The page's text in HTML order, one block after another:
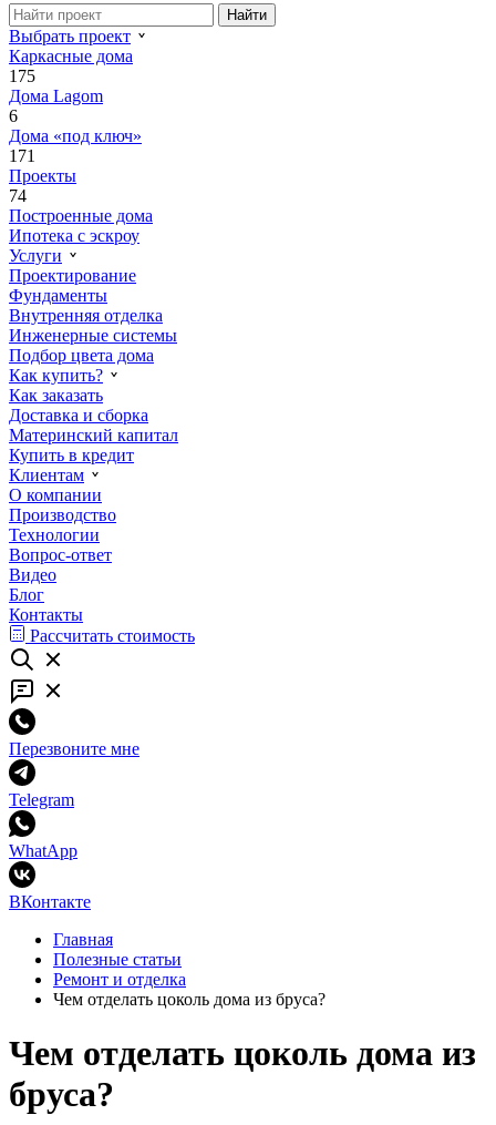
Выбрать проект
Каркасные дома
175
Дома Lagom
6
Дома «под ключ»
171
Проекты
74
Построенные дома
Ипотека с эскроу
Услуги
Проектирование
Фундаменты
Внутренняя отделка
Инженерные системы
Подбор цвета дома
Как купить?
Как заказать
Доставка и сборка
Материнский капитал
Купить в кредит
Клиентам
О компании
Производство
Технологии
Вопрос-ответ
Видео
Блог
Контакты
Рассчитать стоимость
Перезвоните мне
Telegram
WhatApp
ВКонтакте
Главная
Полезные статьи
Ремонт и отделка
Чем отделать цоколь дома из бруса?
Чем отделать цоколь дома из
бруса?